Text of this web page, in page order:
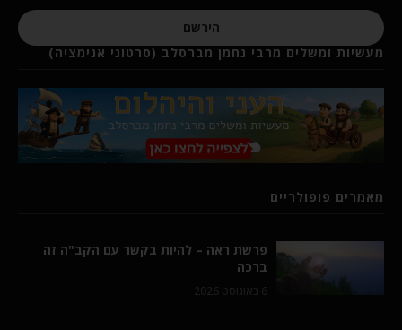
הירשם
מעשיות ומשלים מרבי נחמן מברסלב (סרטוני אנימציה)
מאמרים פופולריים
פרשת ראה – להיות בקשר עם הקב"ה זה
ברכה
6 באוגוסט 2026